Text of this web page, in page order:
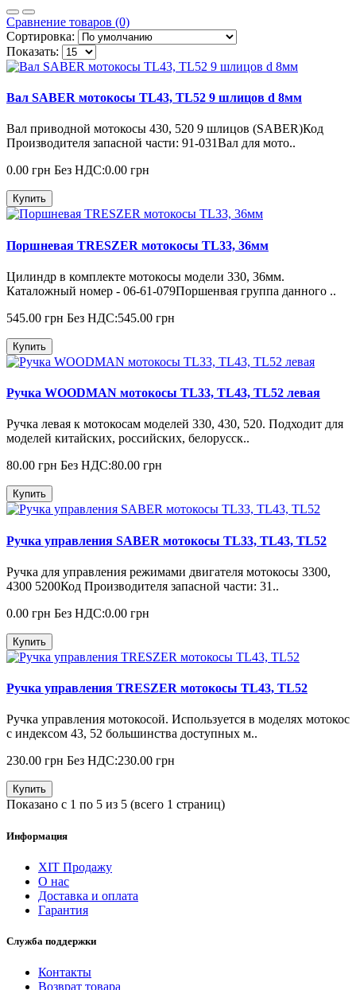
Сравнение товаров (0)
Сортировка:
Показать:
Вал SABER мотокосы TL43, TL52 9 шлицов d 8мм
Вал приводной мотокосы 430, 520 9 шлицов (SABER)Код
Производителя запасной части: 91-031Вал для мото..
0.00 грн Без НДС:0.00 грн
Купить
Поршневая TRESZER мотокосы TL33, 36мм
Цилиндр в комплекте мотокосы модели 330, 36мм.
Каталожный номер - 06-61-079Поршенвая группа данного ..
545.00 грн Без НДС:545.00 грн
Купить
Ручка WOODMAN мотокосы TL33, TL43, TL52 левая
Ручка левая к мотокосам моделей 330, 430, 520. Подходит для
моделей китайских, российских, белорусск..
80.00 грн Без НДС:80.00 грн
Купить
Ручка управления SABER мотокосы TL33, TL43, TL52
Ручка для управления режимами двигателя мотокосы 3300,
4300 5200Код Производителя запасной части: 31..
0.00 грн Без НДС:0.00 грн
Купить
Ручка управления TRESZER мотокосы TL43, TL52
Ручка управления мотокосой. Используется в моделях мотокос
с индексом 43, 52 большинства доступных м..
230.00 грн Без НДС:230.00 грн
Купить
Показано с 1 по 5 из 5 (всего 1 страниц)
Информация
ХІТ Продажу
О нас
Доставка и оплата
Гарантия
Служба поддержки
Контакты
Возврат товара